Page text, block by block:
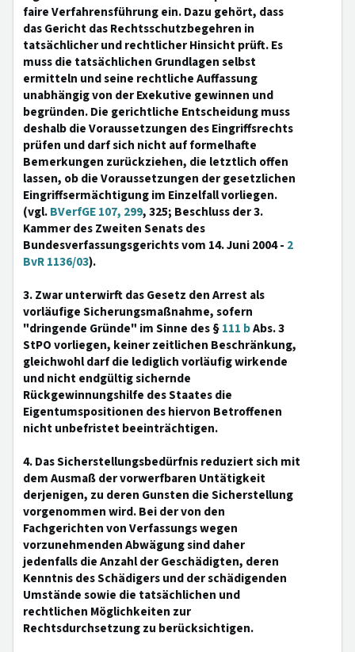
faire Verfahrensführung ein. Dazu gehört, dass
das Gericht das Rechtsschutzbegehren in
tatsächlicher und rechtlicher Hinsicht prüft. Es
muss die tatsächlichen Grundlagen selbst
ermitteln und seine rechtliche Auffassung
unabhängig von der Exekutive gewinnen und
begründen. Die gerichtliche Entscheidung muss
deshalb die Voraussetzungen des Eingriffsrechts
prüfen und darf sich nicht auf formelhafte
Bemerkungen zurückziehen, die letztlich offen
lassen, ob die Voraussetzungen der gesetzlichen
Eingriffsermächtigung im Einzelfall vorliegen.
(vgl.BVerfGE 107, 299, 325; Beschluss der 3.
Kammer des Zweiten Senats des
Bundesverfassungsgerichts vom 14. Juni 2004 - 2
BvR 1136/03).
3. Zwar unterwirft das Gesetz den Arrest als
vorläufige Sicherungsmaßnahme, sofern
"dringende Gründe" im Sinne des §111 bAbs. 3
StPO vorliegen, keiner zeitlichen Beschränkung,
gleichwohl darf die lediglich vorläufig wirkende
und nicht endgültig sichernde
Rückgewinnungshilfe des Staates die
Eigentumspositionen des hiervon Betroffenen
nicht unbefristet beeinträchtigen.
4. Das Sicherstellungsbedürfnis reduziert sich mit
dem Ausmaß der vorwerfbaren Untätigkeit
derjenigen, zu deren Gunsten die Sicherstellung
vorgenommen wird. Bei der von den
Fachgerichten von Verfassungs wegen
vorzunehmenden Abwägung sind daher
jedenfalls die Anzahl der Geschädigten, deren
Kenntnis des Schädigers und der schädigenden
Umstände sowie die tatsächlichen und
rechtlichen Möglichkeiten zur
Rechtsdurchsetzung zu berücksichtigen.